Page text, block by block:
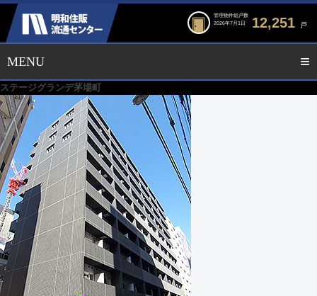
管理物件総戸数
2026年7月1日
12,251 戸
ステージグランデ茅場町